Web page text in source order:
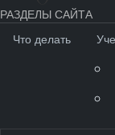
РАЗДЕЛЫ САЙТА
Что делать